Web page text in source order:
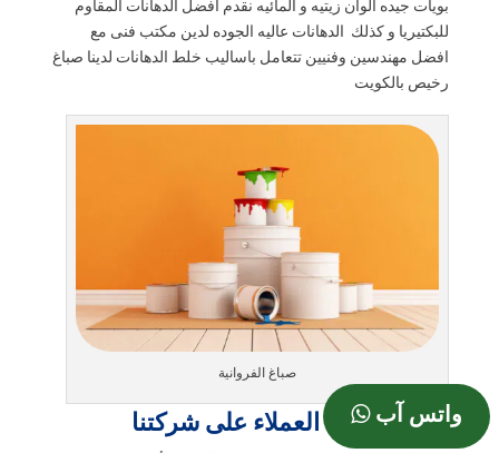
بويات جيده الوان زيتيه و المائيه نقدم افضل الدهانات المقاوم
للبكتيريا و كذلك الدهانات عاليه الجوده لدين مكتب فنى مع
افضل مهندسين وفنيين تتعامل باساليب خلط الدهانات لدينا صباغ
رخيص بالكويت
صباغ الفروانية
أسباب إقبال العملاء على شركتنا
واتس آب